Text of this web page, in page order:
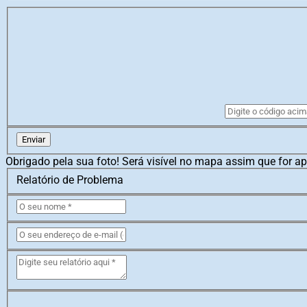
Enviar
Obrigado pela sua foto! Será visível no mapa assim que for
Relatório de Problema